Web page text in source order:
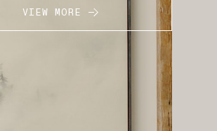
VIEW MORE